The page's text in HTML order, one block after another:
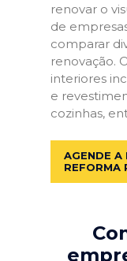
renovar o
de
comparar
renovação.
interiores
e
cozinhas,
AGENDE A
REFORMA